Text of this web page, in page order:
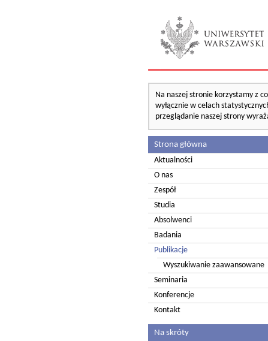
Na naszej stronie korzystamy z
wyłącznie w celach
przeglądanie naszej strony
Strona główna
Aktualności
O nas
Zespół
Studia
Absolwenci
Badania
Publikacje
Wyszukiwanie zaawansowane
Seminaria
Konferencje
Kontakt
Na skróty